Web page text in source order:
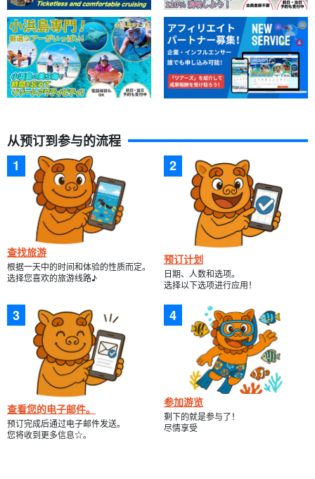
从预订到参与的流程
查找旅游
根据一天中的时间和体验的性质而定。
选择您喜欢的旅游线路♪
预订计划
日期、人数和选项。
选择以下选项进行应用！
查看您的电子邮件。
预订完成后通过电子邮件发送。
您将收到更多信息☆。
参加游览
剩下的就是参与了！
尽情享受